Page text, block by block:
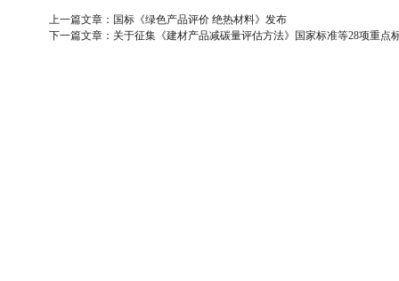
上一篇文章： 国标《绿色产品评价 绝热材料》发布
下一篇文章： 关于征集《建材产品减碳量评估方法》国家标准等28项重点